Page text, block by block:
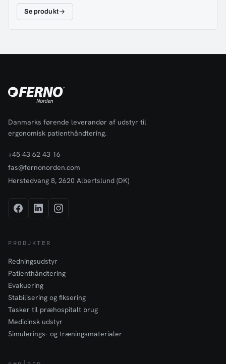
med en U formet lynlås i høj kvalitet.
Se produkt
Danmarks førende leverandør af udstyr til
ergonomisk patienthåndtering.
+45 43 62 43 16
fas@fernonorden.com
Herstedvang 8, 2620 Albertslund (DK)
PRODUKTER
Redningsudstyr
Patienthåndtering
Evakuering
Stabilisering og fiksering
Tasker til præhospitalt brug
Medicinsk udstyr
Simulerings- og træningsmaterialer